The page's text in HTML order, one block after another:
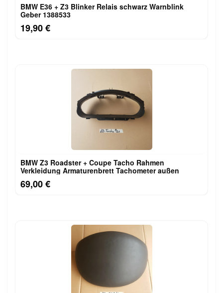
BMW E36 + Z3 Blinker Relais schwarz Warnblink
Geber 1388533
19,90 €
BMW Z3 Roadster + Coupe Tacho Rahmen
Verkleidung Armaturenbrett Tachometer außen
69,00 €